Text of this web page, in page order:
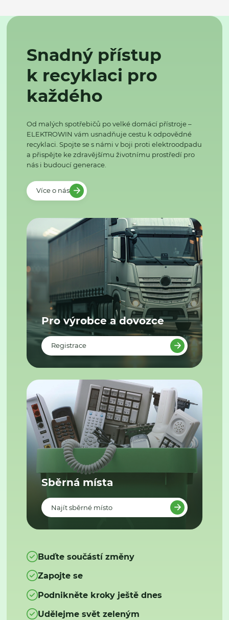
Snadný přístup
k recyklaci pro
každého
Od malých spotřebičů po velké domácí přístroje –
ELEKTROWIN vám usnadňuje cestu k odpovědné
recyklaci. Spojte se s námi v boji proti elektroodpadu
a přispějte ke zdravějšímu životnímu prostředí pro
nás i budoucí generace.
Více o nás
Pro výrobce a dovozce
Registrace
Sběrná místa
Najít sběrné místo
Buďte součástí změny
Zapojte se
Podnikněte kroky ještě dnes
Udělejme svět zeleným